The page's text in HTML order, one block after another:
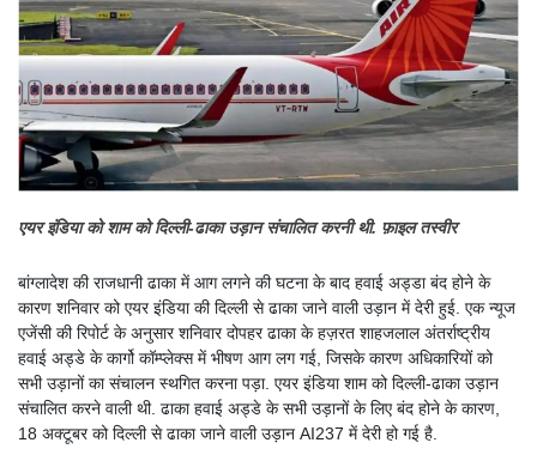
एयर इंडिया को शाम को दिल्ली-ढाका उड़ान संचालित करनी थी. फ़ाइल तस्वीर
बांग्लादेश की राजधानी ढाका में आग लगने की घटना के बाद हवाई अड्डा बंद होने के
कारण शनिवार को एयर इंडिया की दिल्ली से ढाका जाने वाली उड़ान में देरी हुई. एक न्यूज
एजेंसी की रिपोर्ट के अनुसार शनिवार दोपहर ढाका के हज़रत शाहजलाल अंतर्राष्ट्रीय
हवाई अड्डे के कार्गो कॉम्प्लेक्स में भीषण आग लग गई, जिसके कारण अधिकारियों को
सभी उड़ानों का संचालन स्थगित करना पड़ा. एयर इंडिया शाम को दिल्ली-ढाका उड़ान
संचालित करने वाली थी. ढाका हवाई अड्डे के सभी उड़ानों के लिए बंद होने के कारण,
18 अक्टूबर को दिल्ली से ढाका जाने वाली उड़ान AI237 में देरी हो गई है.